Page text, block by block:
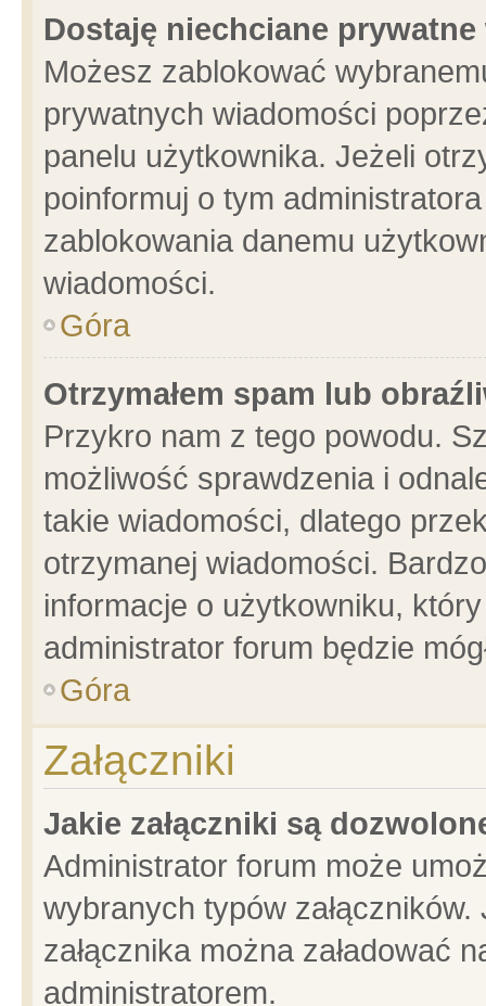
Dostaję niechciane
Możesz zablokować
prywatnych wiadomości
panelu użytkownika. Jeżeli
poinformuj o tym
zablokowania danemu
wiadomości.
Góra
Otrzymałem spam lub
Przykro nam z tego powodu.
możliwość sprawdzenia i
takie wiadomości, dlatego
otrzymanej wiadomości.
informacje o użytkowniku,
administrator forum będzie
Góra
Załączniki
Jakie załączniki są
Administrator forum może
wybranych typów
załącznika można załadować
administratorem.